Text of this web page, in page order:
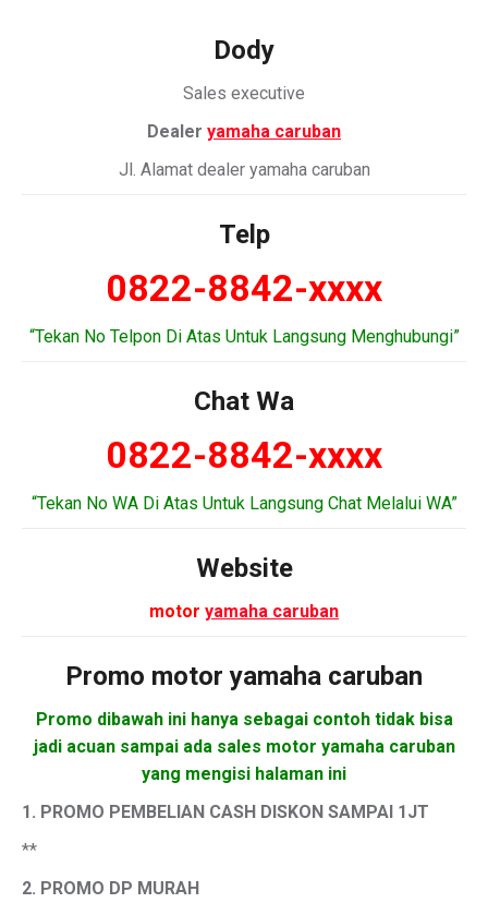
Dody
Sales executive
Dealer yamaha caruban
Jl. Alamat dealer yamaha caruban
Telp
0822-8842-xxxx
“Tekan No Telpon Di Atas Untuk Langsung Menghubungi”
Chat Wa
0822-8842-xxxx
“Tekan No WA Di Atas Untuk Langsung Chat Melalui WA”
Website
motor yamaha caruban
Promo motoryamaha caruban
Promo dibawah ini hanya sebagai contoh tidak bisa
jadi acuan sampai ada sales motor yamaha caruban
yang mengisi halaman ini
1. PROMO PEMBELIAN CASH DISKON SAMPAI 1JT
**
2. PROMO DP MURAH